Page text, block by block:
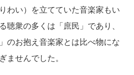
わい）を立てていた音楽家もい
聴衆の多くは「庶民」であり、
のお抱え音楽家とは比べ物にな
ませんでした。